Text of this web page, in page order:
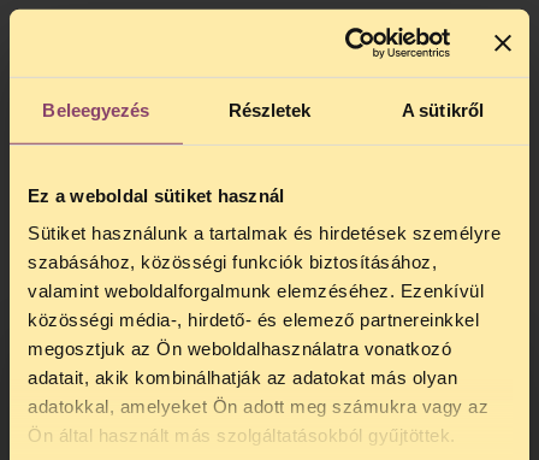
Beleegyezés Részletek A sütikről
Ez a weboldal sütiket használ
Sütiket használunk a tartalmak és hirdetések személyre
szabásához, közösségi funkciók biztosításához,
valamint weboldalforgalmunk elemzéséhez. Ezenkívül
közösségi média-, hirdető- és elemező partnereinkkel
megosztjuk az Ön weboldalhasználatra vonatkozó
adatait, akik kombinálhatják az adatokat más olyan
adatokkal, amelyeket Ön adott meg számukra vagy az
Ön által használt más szolgáltatásokból gyűjtöttek.
A TASZ álláspontja szerint a gondosan
eljáró, az újságírás etikai szabályait
tiszteletben tartó sajtó nem vonható
felelősségre azért, ha anélkül linkel egy
külső tartalomra, hogy azzal
esetben, ha egymásnak ellentmondó
álláspontokról tudósítanak egy esemény
kapcsán, ahogyan ez a konyári esetben is
történt. A magyar bíróságok nem osztották
a véleményünket, az ügyet mindhárom
fokon elvesztettük, mert Magyarországon a
bírói gyakorlat szerint az újságok minden
idézetért a körülménytől függetlenül úgy
felelnek, mintha az a saját tartalmuk
lenne.Ezt nevezi a gyakorlat objektív
TELEFONOS JOGSEGÉLY